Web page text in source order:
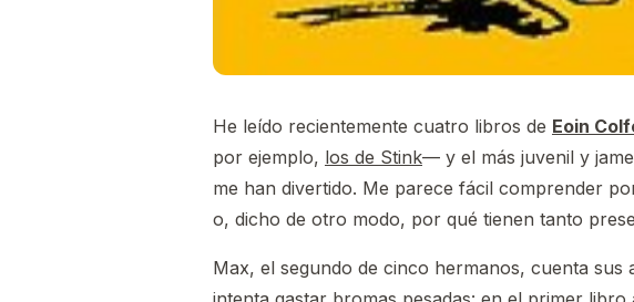
He leído recientemente cuatro libros de Eoin
por ejemplo, los de Stink— y el más juvenil y
me han divertido. Me parece fácil comprender
o, dicho de otro modo, por qué tienen tanto
Max, el segundo de cinco hermanos, cuenta